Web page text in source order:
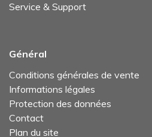
Service & Support
Général
Conditions générales de vente
Informations légales
Protection des données
Contact
Plan du site